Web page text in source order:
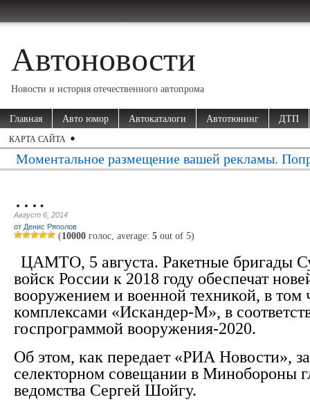
Автоновости
Новости и история отечественного автопрома
Главная Авто юмор Автокаталоги Автотюнинг ДТП
КАРТА САЙТА
Моментальное размещение вашей рекламы.
….
Август 6, 2014
от Денис Ряполов
(10000 голос, average: 5 out of 5)
ЦАМТО, 5 августа. Ракетные бригады
войск России к 2018 году обеспечат
вооружением и военной техникой, в том
комплексами «Искандер-М», в
госпрограммой вооружения-2020.
Об этом, как передает «РИА Новости»,
селекторном совещании в Минобороны
ведомства Сергей Шойгу.